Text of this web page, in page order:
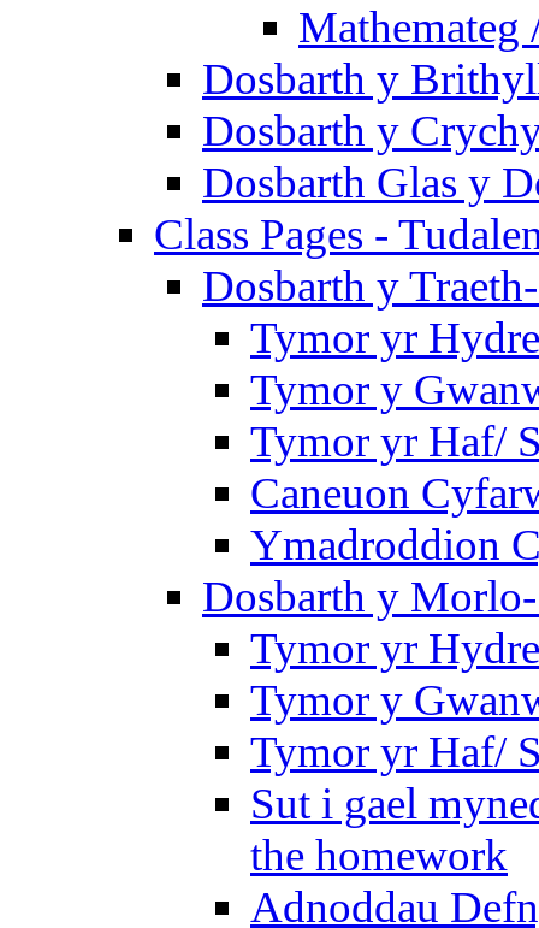
Mathemateg
Dosbarth y
Dosbarth y
Dosbarth Glas y
Class Pages -
Dosbarth y
Tymor yr
Tymor y
Tymor yr Haf/
Caneuon
Ymadroddion
Dosbarth y
Tymor yr
Tymor y
Tymor yr Haf/
Sut i gael
the homework
Adnoddau